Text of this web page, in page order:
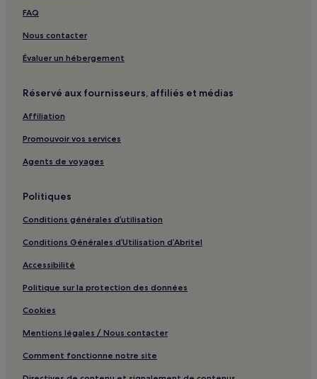
FAQ
Nous contacter
Évaluer un hébergement
Réservé aux fournisseurs, affiliés et médias
Affiliation
Promouvoir vos services
Agents de voyages
Politiques
Conditions générales d’utilisation
Conditions Générales d’Utilisation d’Abritel
Accessibilité
Politique sur la protection des données
Cookies
Mentions légales / Nous contacter
Comment fonctionne notre site